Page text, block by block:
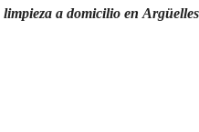
a domicilio en Argüelles